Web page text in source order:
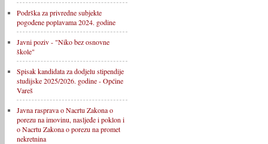
Podrška za privredne subjekte
pogođene poplavama 2024. godine
Javni poziv - "Niko bez osnovne
škole"
Spisak kandidata za dodjelu stipendije
studijske 2025/2026. godine - Općine
Vareš
Javna rasprava o Nacrtu Zakona o
porezu na imovinu, nasljeđe i poklon i
o Nacrtu Zakona o porezu na promet
nekretnina